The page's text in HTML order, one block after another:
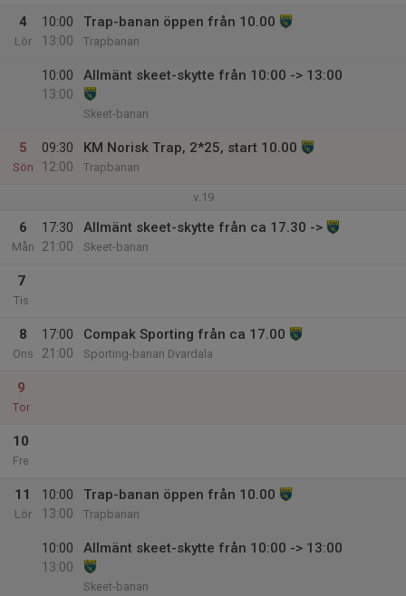
4
Lör
10:00
13:00
Trap-banan öppen från 10.00
Trapbanan
10:00
13:00
Allmänt skeet-skytte från 10:00 -> 13:00
Skeet-banan
5
Sön
09:30
12:00
KM Norisk Trap, 2*25, start 10.00
Trapbanan
v.19
6
Mån
17:30
21:00
Allmänt skeet-skytte från ca 17.30 ->
Skeet-banan
7
Tis
8
Ons
17:00
21:00
Compak Sporting från ca 17.00
Sporting-banan Dvardala
9
Tor
10
Fre
11
Lör
10:00
13:00
Trap-banan öppen från 10.00
Trapbanan
10:00
13:00
Allmänt skeet-skytte från 10:00 -> 13:00
Skeet-banan